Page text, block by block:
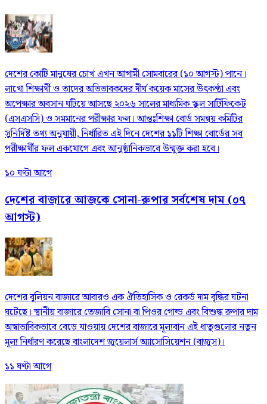
দেশের কোটি মানুষের চোখ এখন আগামী সোমবারের (১০ আগস্ট) পানে।
লাখো শিক্ষার্থী ও তাদের অভিভাবকদের দীর্ঘ কয়েক মাসের উৎকণ্ঠা এবং
অপেক্ষার অবসান ঘটিয়ে আসছে ২০২৬ সালের মাধ্যমিক স্কুল সার্টিফিকেট
(এসএসসি) ও সমমানের পরীক্ষার ফল। আন্তঃশিক্ষা বোর্ড সমন্বয় কমিটির
সুনির্দিষ্ট তথ্য অনুযায়ী, নির্ধারিত এই দিনে দেশের ১১টি শিক্ষা বোর্ডের সব
পরীক্ষার্থীর ফল একযোগে এবং আনুষ্ঠানিকভাবে উন্মুক্ত করা হবে।
১০ ঘণ্টা আগে
দেশের বাজারে আজকে সোনা-রুপার সর্বশেষ দাম (০৭
আগস্ট)
দেশের বুলিয়ন বাজারে আবারও এক ঐতিহাসিক ও রেকর্ড দাম বৃদ্ধির ঘটনা
ঘটেছে। স্থানীয় বাজারে তেজাবি সোনা বা পিওর গোল্ড এবং বিশুদ্ধ রুপার দাম
অস্বাভাবিকভাবে বেড়ে যাওয়ায় দেশের বাজারে মূল্যবান এই ধাতুগুলোর নতুন
মূল্য নির্ধারণ করেছে বাংলাদেশ জুয়েলার্স অ্যাসোসিয়েশন (বাজুস)।
১১ ঘণ্টা আগে